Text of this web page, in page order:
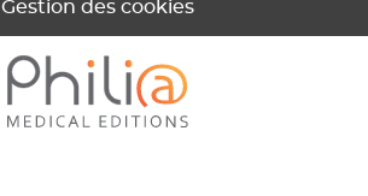
Gestion des cookies